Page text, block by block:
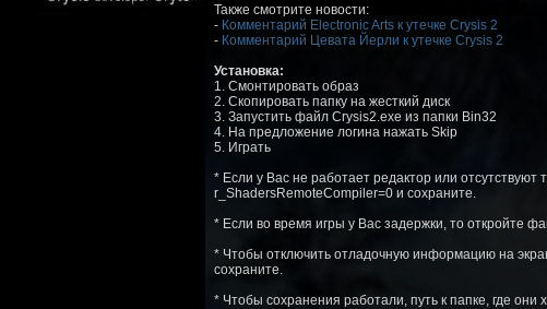
Также смотрите новости:
- Комментарий Electronic Arts к утечке Crysis 2
- Комментарий Цевата Йерли к утечке Crysis 2
Установка:
1. Смонтировать образ
2. Скопировать папку на жесткий диск
3. Запустить файл Crysis2.exe из папки Bin32
4. На предложение логина нажать Skip
5. Играть
* Если у Вас не работает редактор или
r_ShadersRemoteCompiler=0 и сохраните.
* Если во время игры у Вас задержки, то откройте
* Чтобы отключить отладочную информацию на
сохраните.
* Чтобы сохранения работали, путь к папке, где они